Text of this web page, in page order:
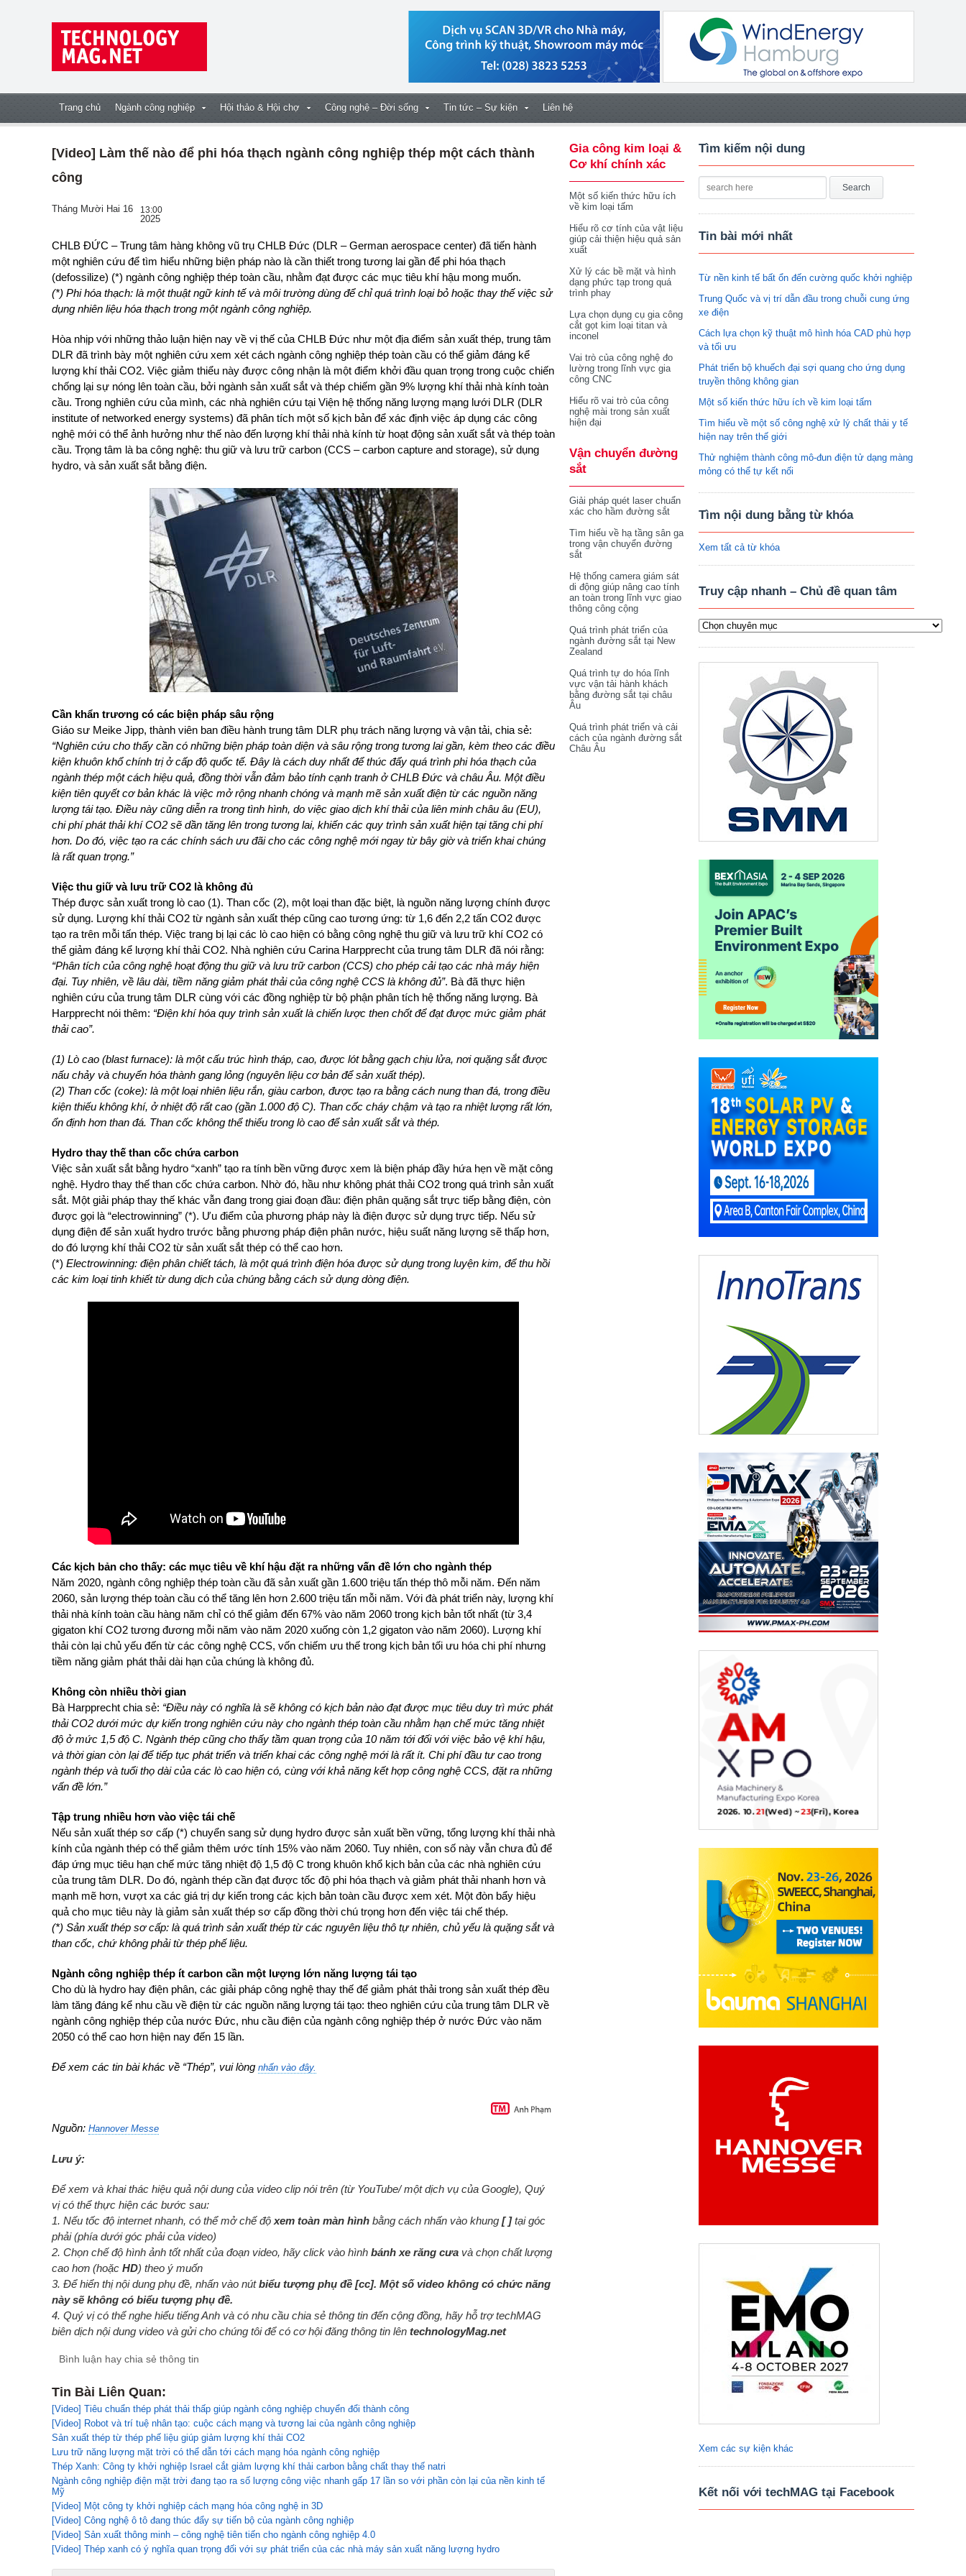
Trang chủ Ngành công nghiệp Hội thảo & Hội chợ Công nghệ – Đời sống Tin tức – Sự kiện Liên hệ
[Video] Làm thế nào để phi hóa thạch ngành công nghiệp thép một cách thành
công
Tháng Mười Hai 16 13:00
2025
CHLB ĐỨC – Trung tâm hàng không vũ trụ CHLB Đức (DLR – German aerospace center) đã tiến hành
một nghiên cứu để tìm hiểu những biện pháp nào là cần thiết trong tương lai gần để phi hóa thạch
(defossilize) (*) ngành công nghiệp thép toàn cầu, nhằm đạt được các mục tiêu khí hậu mong muốn.
(*) Phi hóa thạch: là một thuật ngữ kinh tế và môi trường dùng để chỉ quá trình loại bỏ hoặc thay thế việc sử
dụng nhiên liệu hóa thạch trong một ngành công nghiệp.
Hòa nhịp với những thảo luận hiện nay về vị thế của CHLB Đức như một địa điểm sản xuất thép, trung tâm
DLR đã trình bày một nghiên cứu xem xét cách ngành công nghiệp thép toàn cầu có thể giảm đáng kể
lượng khí thải CO2. Việc giảm thiểu này được công nhận là một điểm khởi đầu quan trọng trong cuộc chiến
chống lại sự nóng lên toàn cầu, bởi ngành sản xuất sắt và thép chiếm gần 9% lượng khí thải nhà kính toàn
cầu. Trong nghiên cứu của mình, các nhà nghiên cứu tại Viện hệ thống năng lượng mạng lưới DLR (DLR
institute of networked energy systems) đã phân tích một số kịch bản để xác định việc áp dụng các công
nghệ mới có thể ảnh hưởng như thế nào đến lượng khí thải nhà kính từ hoạt động sản xuất sắt và thép toàn
cầu. Trọng tâm là ba công nghệ: thu giữ và lưu trữ carbon (CCS – carbon capture and storage), sử dụng
hydro, và sản xuất sắt bằng điện.
Cần khẩn trương có các biện pháp sâu rộng
Giáo sư Meike Jipp, thành viên ban điều hành trung tâm DLR phụ trách năng lượng và vận tải, chia sẻ:
“Nghiên cứu cho thấy cần có những biện pháp toàn diện và sâu rộng trong tương lai gần, kèm theo các điều
kiện khuôn khổ chính trị ở cấp độ quốc tế. Đây là cách duy nhất để thúc đẩy quá trình phi hóa thạch của
ngành thép một cách hiệu quả, đồng thời vẫn đảm bảo tính cạnh tranh ở CHLB Đức và châu Âu. Một điều
kiện tiên quyết cơ bản khác là việc mở rộng nhanh chóng và mạnh mẽ sản xuất điện từ các nguồn năng
lượng tái tạo. Điều này cũng diễn ra trong tình hình, do việc giao dịch khí thải của liên minh châu âu (EU),
chi phí phát thải khí CO2 sẽ dần tăng lên trong tương lai, khiến các quy trình sản xuất hiện tại tăng chi phí
hơn. Do đó, việc tạo ra các chính sách ưu đãi cho các công nghệ mới ngay từ bây giờ và triển khai chúng
là rất quan trọng.”
Việc thu giữ và lưu trữ CO2 là không đủ
Thép được sản xuất trong lò cao (1). Than cốc (2), một loại than đặc biệt, là nguồn năng lượng chính được
sử dụng. Lượng khí thải CO2 từ ngành sản xuất thép cũng cao tương ứng: từ 1,6 đến 2,2 tấn CO2 được
tạo ra trên mỗi tấn thép. Việc trang bị lại các lò cao hiện có bằng công nghệ thu giữ và lưu trữ khí CO2 có
thể giảm đáng kể lượng khí thải CO2. Nhà nghiên cứu Carina Harpprecht của trung tâm DLR đã nói rằng:
“Phân tích của công nghệ hoạt động thu giữ và lưu trữ carbon (CCS) cho phép cải tạo các nhà máy hiện
đại. Tuy nhiên, về lâu dài, tiềm năng giảm phát thải của công nghệ CCS là không đủ”. Bà đã thực hiện
nghiên cứu của trung tâm DLR cùng với các đồng nghiệp từ bộ phận phân tích hệ thống năng lượng. Bà
Harpprecht nói thêm: “Điện khí hóa quy trình sản xuất là chiến lược then chốt để đạt được mức giảm phát
thải cao”.
(1) Lò cao (blast furnace): là một cấu trúc hình tháp, cao, được lót bằng gạch chịu lửa, nơi quặng sắt được
nấu chảy và chuyển hóa thành gang lỏng (nguyên liệu cơ bản để sản xuất thép).
(2) Than cốc (coke): là một loại nhiên liệu rắn, giàu carbon, được tạo ra bằng cách nung than đá, trong điều
kiện thiếu không khí, ở nhiệt độ rất cao (gần 1.000 độ C). Than cốc cháy chậm và tạo ra nhiệt lượng rất lớn,
ổn định hơn than đá. Than cốc không thể thiếu trong lò cao để sản xuất sắt và thép.
Hydro thay thế than cốc chứa carbon
Việc sản xuất sắt bằng hydro “xanh” tạo ra tính bền vững được xem là biện pháp đầy hứa hẹn về mặt công
nghệ. Hydro thay thế than cốc chứa carbon. Nhờ đó, hầu như không phát thải CO2 trong quá trình sản xuất
sắt. Một giải pháp thay thế khác vẫn đang trong giai đoạn đầu: điện phân quặng sắt trực tiếp bằng điện, còn
được gọi là “electrowinning” (*). Ưu điểm của phương pháp này là điện được sử dụng trực tiếp. Nếu sử
dụng điện để sản xuất hydro trước bằng phương pháp điện phân nước, hiệu suất năng lượng sẽ thấp hơn,
do đó lượng khí thải CO2 từ sản xuất sắt thép có thể cao hơn.
(*) Electrowinning: điện phân chiết tách, là một quá trình điện hóa được sử dụng trong luyện kim, để thu hồi
các kim loại tinh khiết từ dung dịch của chúng bằng cách sử dụng dòng điện.
Các kịch bản cho thấy: các mục tiêu về khí hậu đặt ra những vấn đề lớn cho ngành thép
Năm 2020, ngành công nghiệp thép toàn cầu đã sản xuất gần 1.600 triệu tấn thép thô mỗi năm. Đến năm
2060, sản lượng thép toàn cầu có thể tăng lên hơn 2.600 triệu tấn mỗi năm. Với đà phát triển này, lượng khí
thải nhà kính toàn cầu hàng năm chỉ có thể giảm đến 67% vào năm 2060 trong kịch bản tốt nhất (từ 3,4
gigaton khí CO2 tương đương mỗi năm vào năm 2020 xuống còn 1,2 gigaton vào năm 2060). Lượng khí
thải còn lại chủ yếu đến từ các công nghệ CCS, vốn chiếm ưu thế trong kịch bản tối ưu hóa chi phí nhưng
tiềm năng giảm phát thải dài hạn của chúng là không đủ.
Không còn nhiều thời gian
Bà Harpprecht chia sẻ: “Điều này có nghĩa là sẽ không có kịch bản nào đạt được mục tiêu duy trì mức phát
thải CO2 dưới mức dự kiến ​​trong nghiên cứu này cho ngành thép toàn cầu nhằm hạn chế mức tăng nhiệt
độ ở mức 1,5 độ C. Ngành thép cũng cho thấy tầm quan trọng của 10 năm tới đối với việc bảo vệ khí hậu,
và thời gian còn lại để tiếp tục phát triển và triển khai các công nghệ mới là rất ít. Chi phí đầu tư cao trong
ngành thép và tuổi thọ dài của các lò cao hiện có, cùng với khả năng kết hợp công nghệ CCS, đặt ra những
vấn đề lớn.”
Tập trung nhiều hơn vào việc tái chế
Nếu sản xuất thép sơ cấp (*) chuyển sang sử dụng hydro được sản xuất bền vững, tổng lượng khí thải nhà
kính của ngành thép có thể giảm thêm ước tính 15% vào năm 2060. Tuy nhiên, con số này vẫn chưa đủ để
đáp ứng mục tiêu hạn chế mức tăng nhiệt độ 1,5 độ C trong khuôn khổ kịch bản của các nhà nghiên cứu
của trung tâm DLR. Do đó, ngành thép cần đạt được tốc độ phi hóa thạch và giảm phát thải nhanh hơn và
mạnh mẽ hơn, vượt xa các giá trị dự kiến ​​trong các kịch bản toàn cầu được xem xét. Một đòn bẩy hiệu
quả cho mục tiêu này là giảm sản xuất thép sơ cấp đồng thời chú trọng hơn đến việc tái chế thép.
(*) Sản xuất thép sơ cấp: là quá trình sản xuất thép từ các nguyên liệu thô tự nhiên, chủ yếu là quặng sắt và
than cốc, chứ không phải từ thép phế liệu.
Ngành công nghiệp thép ít carbon cần một lượng lớn năng lượng tái tạo
Cho dù là hydro hay điện phân, các giải pháp công nghệ thay thế để giảm phát thải trong sản xuất thép đều
làm tăng đáng kể nhu cầu về điện từ các nguồn năng lượng tái tạo: theo nghiên cứu của trung tâm DLR về
ngành công nghiệp thép của nước Đức, nhu cầu điện của ngành công nghiệp thép ở nước Đức vào năm
2050 có thể cao hơn hiện nay đến 15 lần.
Để xem các tin bài khác về “Thép”, vui lòng nhấn vào đây.
Nguồn: Hannover Messe
Lưu ý:
Để xem và khai thác hiệu quả nội dung của video clip nói trên (từ YouTube/ một dịch vụ của Google), Quý
vị có thể thực hiện các bước sau:
1. Nếu tốc độ internet nhanh, có thể mở chế độ xem toàn màn hình bằng cách nhấn vào khung [ ]tại góc
phải (phía dưới góc phải của video)
2. Chọn chế độ hình ảnh tốt nhất của đoạn video, hãy click vào hình bánh xe răng cưa và chọn chất lượng
cao hơn (hoặc HD) theo ý muốn
3. Để hiển thị nội dung phụ đề, nhấn vào nútbiểu tượng phụ đề [cc]. Một số video không có chức năng
này sẽ không có biểu tượng phụ đề.
4. Quý vị có thể nghe hiểu tiếng Anh và có nhu cầu chia sẻ thông tin đến cộng đồng, hãy hỗ trợ techMAG
biên dịch nội dung video và gửi cho chúng tôi để có cơ hội đăng thông tin lên technologyMag.net
Bình luận hay chia sẻ thông tin
Tin Bài Liên Quan:
[Video] Tiêu chuẩn thép phát thải thấp giúp ngành công nghiệp chuyển đổi thành công
[Video] Robot và trí tuệ nhân tạo: cuộc cách mạng và tương lai của ngành công nghiệp
Sản xuất thép từ thép phế liệu giúp giảm lượng khí thải CO2
Lưu trữ năng lượng mặt trời có thể dẫn tới cách mạng hóa ngành công nghiệp
Thép Xanh: Công ty khởi nghiệp Israel cắt giảm lượng khí thải carbon bằng chất thay thế natri
Ngành công nghiệp điện mặt trời đang tạo ra số lượng công việc nhanh gấp 17 lần so với phần còn lại của nền kinh tế
Mỹ
[Video] Một công ty khởi nghiệp cách mạng hóa công nghệ in 3D
[Video] Công nghệ ô tô đang thúc đẩy sự tiến bộ của ngành công nghiệp
[Video] Sản xuất thông minh – công nghệ tiên tiến cho ngành công nghiệp 4.0
[Video] Thép xanh có ý nghĩa quan trọng đối với sự phát triển của các nhà máy sản xuất năng lượng hydro
Gia công kim loại &
Cơ khí chính xác
Một số kiến thức hữu ích
về kim loại tấm
Hiểu rõ cơ tính của vật liệu
giúp cải thiện hiệu quả sản
xuất
Xử lý các bề mặt và hình
dạng phức tạp trong quá
trình phay
Lựa chọn dụng cụ gia công
cắt gọt kim loại titan và
inconel
Vai trò của công nghệ đo
lường trong lĩnh vực gia
công CNC
Hiểu rõ vai trò của công
nghệ mài trong sản xuất
hiện đại
Vận chuyển đường
sắt
Giải pháp quét laser chuẩn
xác cho hầm đường sắt
Tìm hiểu về hạ tầng sân ga
trong vận chuyển đường
sắt
Hệ thống camera giám sát
di động giúp nâng cao tính
an toàn trong lĩnh vực giao
thông công cộng
Quá trình phát triển của
ngành đường sắt tại New
Zealand
Quá trình tự do hóa lĩnh
vực vận tải hành khách
bằng đường sắt tại châu
Âu
Quá trình phát triển và cải
cách của ngành đường sắt
Châu Âu
Tìm kiếm nội dung
Tin bài mới nhất
Từ nền kinh tế bất ổn đến cường quốc khởi nghiệp
Trung Quốc và vị trí dẫn đầu trong chuỗi cung ứng
xe điện
Cách lựa chọn kỹ thuật mô hình hóa CAD phù hợp
và tối ưu
Phát triển bộ khuếch đại sợi quang cho ứng dụng
truyền thông không gian
Một số kiến thức hữu ích về kim loại tấm
Tìm hiểu về một số công nghệ xử lý chất thải y tế
hiện nay trên thế giới
Thử nghiệm thành công mô-đun điện tử dạng màng
mỏng có thể tự kết nối
Tìm nội dung bằng từ khóa
Xem tất cả từ khóa
Truy cập nhanh – Chủ đề quan tâm
Xem các sự kiện khác
Kết nối với techMAG tại Facebook